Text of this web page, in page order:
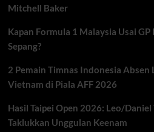
Mitchell Baker
Kapan Formula 1 Malaysia Usai
Sepang?
2 Pemain Timnas Indonesia Absen
Vietnam di Piala AFF 2026
Hasil Taipei Open 2026: Leo/Daniel
Taklukkan Unggulan Keenam